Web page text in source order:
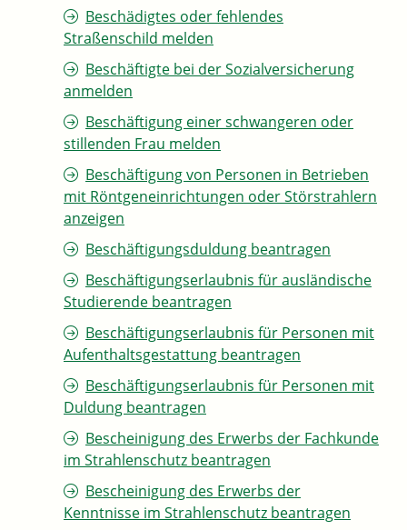
Beschädigtes oder fehlendes
Straßenschild melden
Beschäftigte bei der Sozialversicherung
anmelden
Beschäftigung einer schwangeren oder
stillenden Frau melden
Beschäftigung von Personen in Betrieben
mit Röntgeneinrichtungen oder Störstrahlern
anzeigen
Beschäftigungsduldung beantragen
Beschäftigungserlaubnis für ausländische
Studierende beantragen
Beschäftigungserlaubnis für Personen mit
Aufenthaltsgestattung beantragen
Beschäftigungserlaubnis für Personen mit
Duldung beantragen
Bescheinigung des Erwerbs der Fachkunde
im Strahlenschutz beantragen
Bescheinigung des Erwerbs der
Kenntnisse im Strahlenschutz beantragen